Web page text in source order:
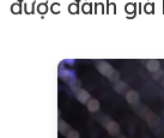
được đánh giá